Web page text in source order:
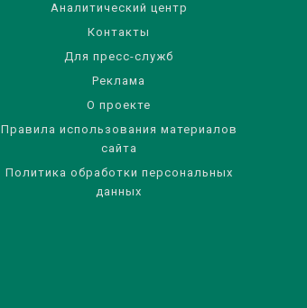
Аналитический центр
Контакты
Для пресс-служб
Реклама
О проекте
Правила использования материалов
сайта
Политика обработки персональных
данных